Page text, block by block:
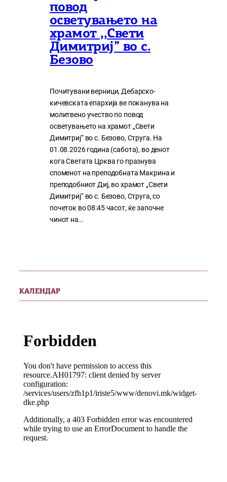
повод
осветувањето на
храмот ,,Свети
Димитриј” во с.
Безово
Почитувани верници, Дебарско-
кичевската епархија ве поканува на
молитвено учество по повод
осветувањето на храмот „Свети
Димитриј“ во с. Безово, Струга. На
01.08.2026 година (сабота), во денот
кога Светата Црква го празнува
споменот на преподобната Макрина и
преподобниот Диј, во храмот „Свети
Димитриј“ во с. Безово, Струга, со
почеток во 08:45 часот, ќе започне
чинот на…
КАЛЕНДАР